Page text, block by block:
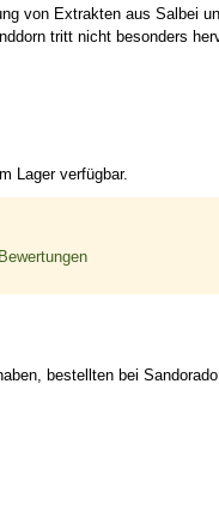
von Extrakten aus Salbei
tritt nicht besonders
Lager verfügbar.
bestellten bei